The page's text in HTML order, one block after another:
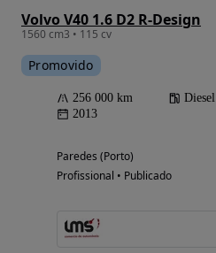
Volvo V40 1.6 D2 R-Design
1560 cm3 • 115 cv
Promovido
256 000 km Diesel
2013
Paredes (Porto)
Profissional • Publicado